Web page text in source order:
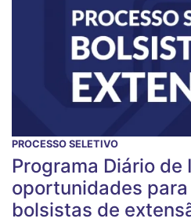
PROCESSO SELETIVO
Programa Diário de
oportunidades
bolsistas de